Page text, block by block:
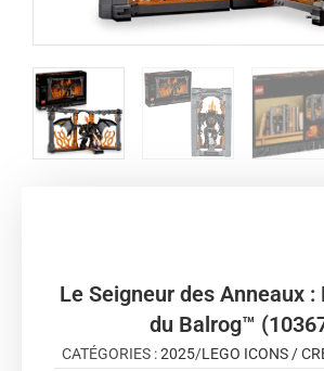
Le Seigneur des Anneaux :
du Balrog™
CATÉGORIES :2025/LEGO ICONS /